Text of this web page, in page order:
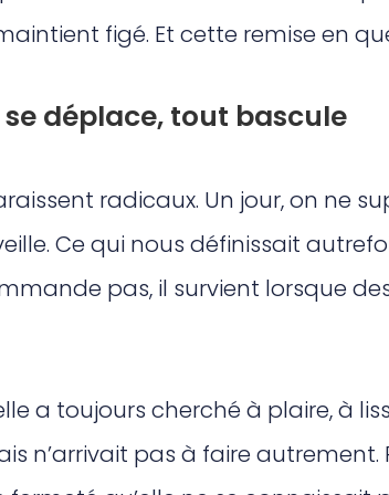
figé. Et cette remise en
déplace, tout bascule
radicaux. Un jour, on ne
Ce qui nous définissait
pas, il survient lorsque
a toujours cherché à plaire, à
n’arrivait pas à faire autrement.